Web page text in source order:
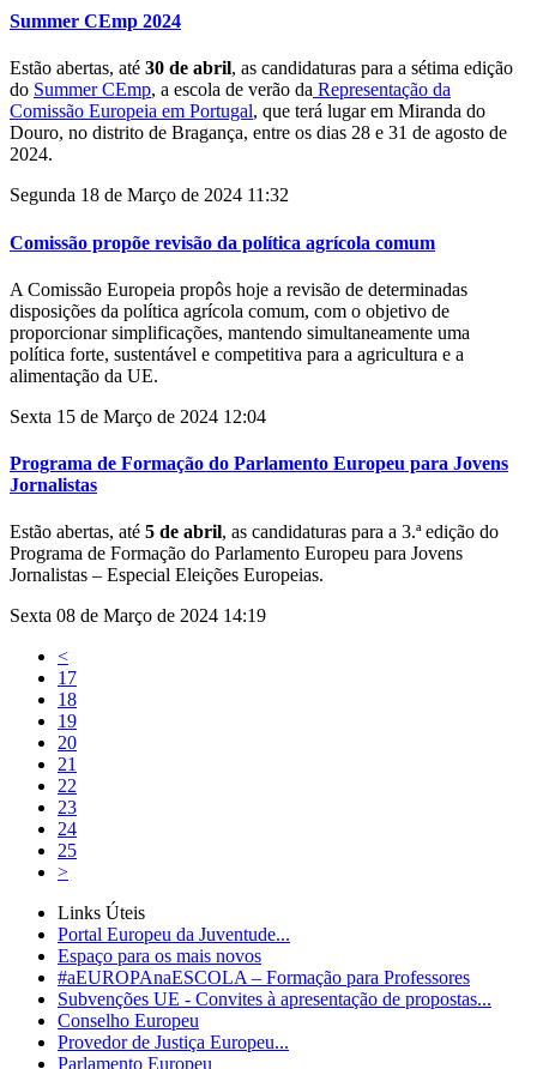
Summer CEmp 2024
Estão abertas, até 30 de abril, as candidaturas para a sétima edição
do Summer CEmp, a escola de verão da Representação da
Comissão Europeia em Portugal, que terá lugar em Miranda do
Douro, no distrito de Bragança, entre os dias 28 e 31 de agosto de
2024.
Segunda 18 de Março de 2024 11:32
Comissão propõe revisão da política agrícola comum
A Comissão Europeia propôs hoje a revisão de determinadas
disposições da política agrícola comum, com o objetivo de
proporcionar simplificações, mantendo simultaneamente uma
política forte, sustentável e competitiva para a agricultura e a
alimentação da UE.
Sexta 15 de Março de 2024 12:04
Programa de Formação do Parlamento Europeu para Jovens
Jornalistas
Estão abertas, até 5 de abril, as candidaturas para a 3.ª edição do
Programa de Formação do Parlamento Europeu para Jovens
Jornalistas – Especial Eleições Europeias.
Sexta 08 de Março de 2024 14:19
<
17
18
19
20
21
22
23
24
25
>
Links Úteis
Portal Europeu da Juventude...
Espaço para os mais novos
#aEUROPAnaESCOLA – Formação para Professores
Subvenções UE - Convites à apresentação de propostas...
Conselho Europeu
Provedor de Justiça Europeu...
Parlamento Europeu